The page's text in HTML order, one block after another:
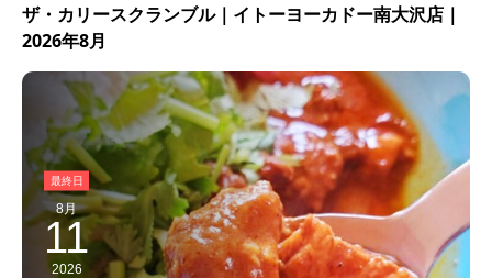
ザ・カリースクランブル｜イトーヨーカドー南大沢店｜
2026年8月
8月
11
2026